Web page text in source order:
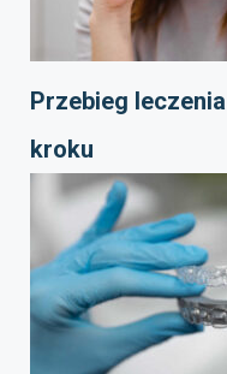
Przebieg
kroku